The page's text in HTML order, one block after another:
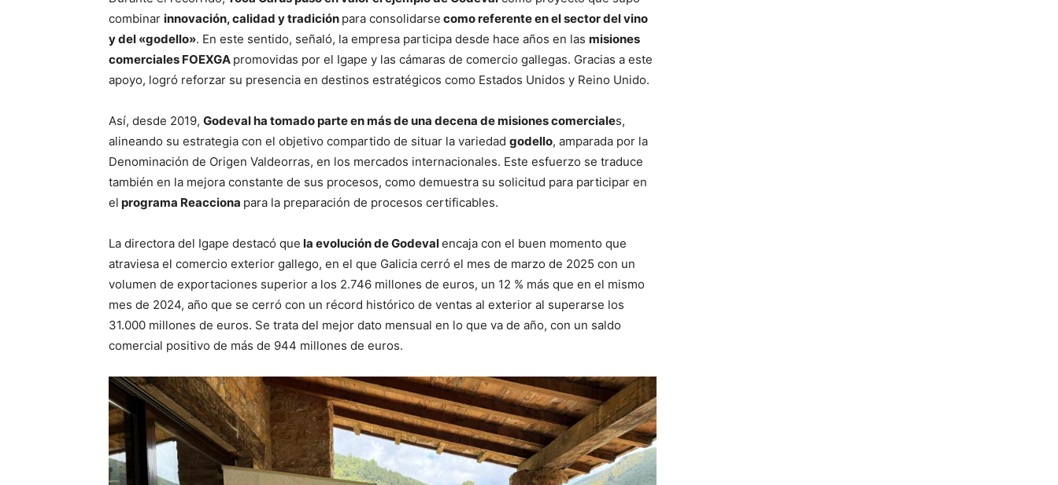
combinar innovación, calidad y tradición para consolidarse como referente en el sector del vino
y del «godello». En este sentido, señaló, la empresa participa desde hace años en las misiones
comerciales FOEXGA promovidas por el Igape y las cámaras de comercio gallegas. Gracias a este
apoyo, logró reforzar su presencia en destinos estratégicos como Estados Unidos y Reino Unido.
Así, desde 2019, Godeval ha tomado parte en más de una decena de misiones comerciales,
alineando su estrategia con el objetivo compartido de situar la variedad godello, amparada por la
Denominación de Origen Valdeorras, en los mercados internacionales. Este esfuerzo se traduce
también en la mejora constante de sus procesos, como demuestra su solicitud para participar en
el programa Reacciona para la preparación de procesos certificables.
La directora del Igape destacó que la evolución de Godevalencaja con el buen momento que
atraviesa el comercio exterior gallego, en el que Galicia cerró el mes de marzo de 2025 con un
volumen de exportaciones superior a los 2.746 millones de euros, un 12 % más que en el mismo
mes de 2024, año que se cerró con un récord histórico de ventas al exterior al superarse los
31.000 millones de euros. Se trata del mejor dato mensual en lo que va de año, con un saldo
comercial positivo de más de 944 millones de euros.